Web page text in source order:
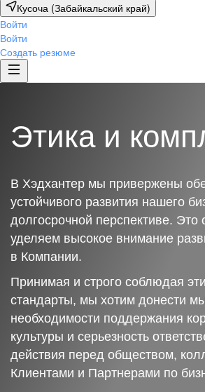
Кусоча (Забайкальский край)
Войти
Войти
Создать резюме
Этика и
В Хэдхантер мы привержены
устойчивого развития нашего
долгосрочной перспективе. Это
уделяем высокое внимание
в Компании.
Принимая и строго соблюдая
стандарты, мы хотим донести
необходимости поддержания
культуры и серьезность
действия перед обществом,
Клиентами и Партнерами по